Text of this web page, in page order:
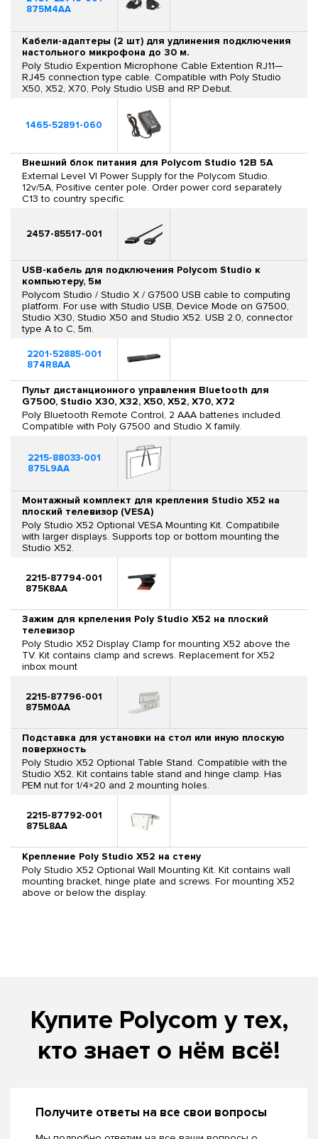
875M4AA
Кабели-адаптеры (2 шт) для удлинения подключения
настольного микрофона до 30 м.
Poly Studio Expention Microphone Cable Extention RJ11—
RJ45 connection type cable. Compatible with Poly Studio
X50, X52, X70, Poly Studio USB and RP Debut.
1465-52891-060
Внешний блок питания для Polycom Studio 12В 5А
External Level VI Power Supply for the Polycom Studio.
12v/5A, Positive center pole. Order power cord separately
C13 to country specific.
2457-85517-001
USB-кабель для подключения Polycom Studio к
компьютеру, 5м
Polycom Studio / Studio X / G7500 USB cable to computing
platform. For use with Studio USB, Device Mode on G7500,
Studio X30, Studio X50 and Studio X52. USB 2.0, connector
type A to C, 5m.
2201-52885-001
874R8AA
Пульт дистанционного управления Bluetooth для
G7500, Studio X30, X32, X50, X52, X70, X72
Poly Bluetooth Remote Control, 2 AAA batteries included.
Compatible with Poly G7500 and Studio X family.
2215-88033-001
875L9AA
Монтажный комплект для крепления Studio X52 на
плоский телевизор (VESA)
Poly Studio X52 Optional VESA Mounting Kit. Compatibile
with larger displays. Supports top or bottom mounting the
Studio X52.
2215-87794-001
875K8AA
Зажим для крпеления Poly Studio X52 на плоский
телевизор
Poly Studio X52 Display Clamp for mounting X52 above the
TV. Kit contains clamp and screws. Replacement for X52
inbox mount
2215-87796-001
875M0AA
Подставка для установки на стол или иную плоскую
поверхность
Poly Studio X52 Optional Table Stand. Compatible with the
Studio X52. Kit contains table stand and hinge clamp. Has
PEM nut for 1/4×20 and 2 mounting holes.
2215-87792-001
875L8AA
Крепление Poly Studio X52 на стену
Poly Studio X52 Optional Wall Mounting Kit. Kit contains wall
mounting bracket, hinge plate and screws. For mounting X52
above or below the display.
Купите Polycom у тех,
кто знает о нём всё!
Получите ответы на все свои вопросы